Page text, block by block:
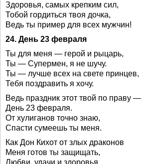
Здоровья, самых крепким сил,
Тобой гордиться твоя дочка,
Ведь ты пример для всех мужчин!
24. День 23 февраля
Ты для меня — герой и рыцарь,
Ты — Супермен, я не шучу.
Ты — лучше всех на свете принцев,
Тебя поздравить я хочу.
Ведь праздник этот твой по праву —
День 23 февраля.
От хулиганов точно знаю,
Спасти сумеешь ты меня.
Как Дон Кихот от злых драконов
Меня готов ты защищать,